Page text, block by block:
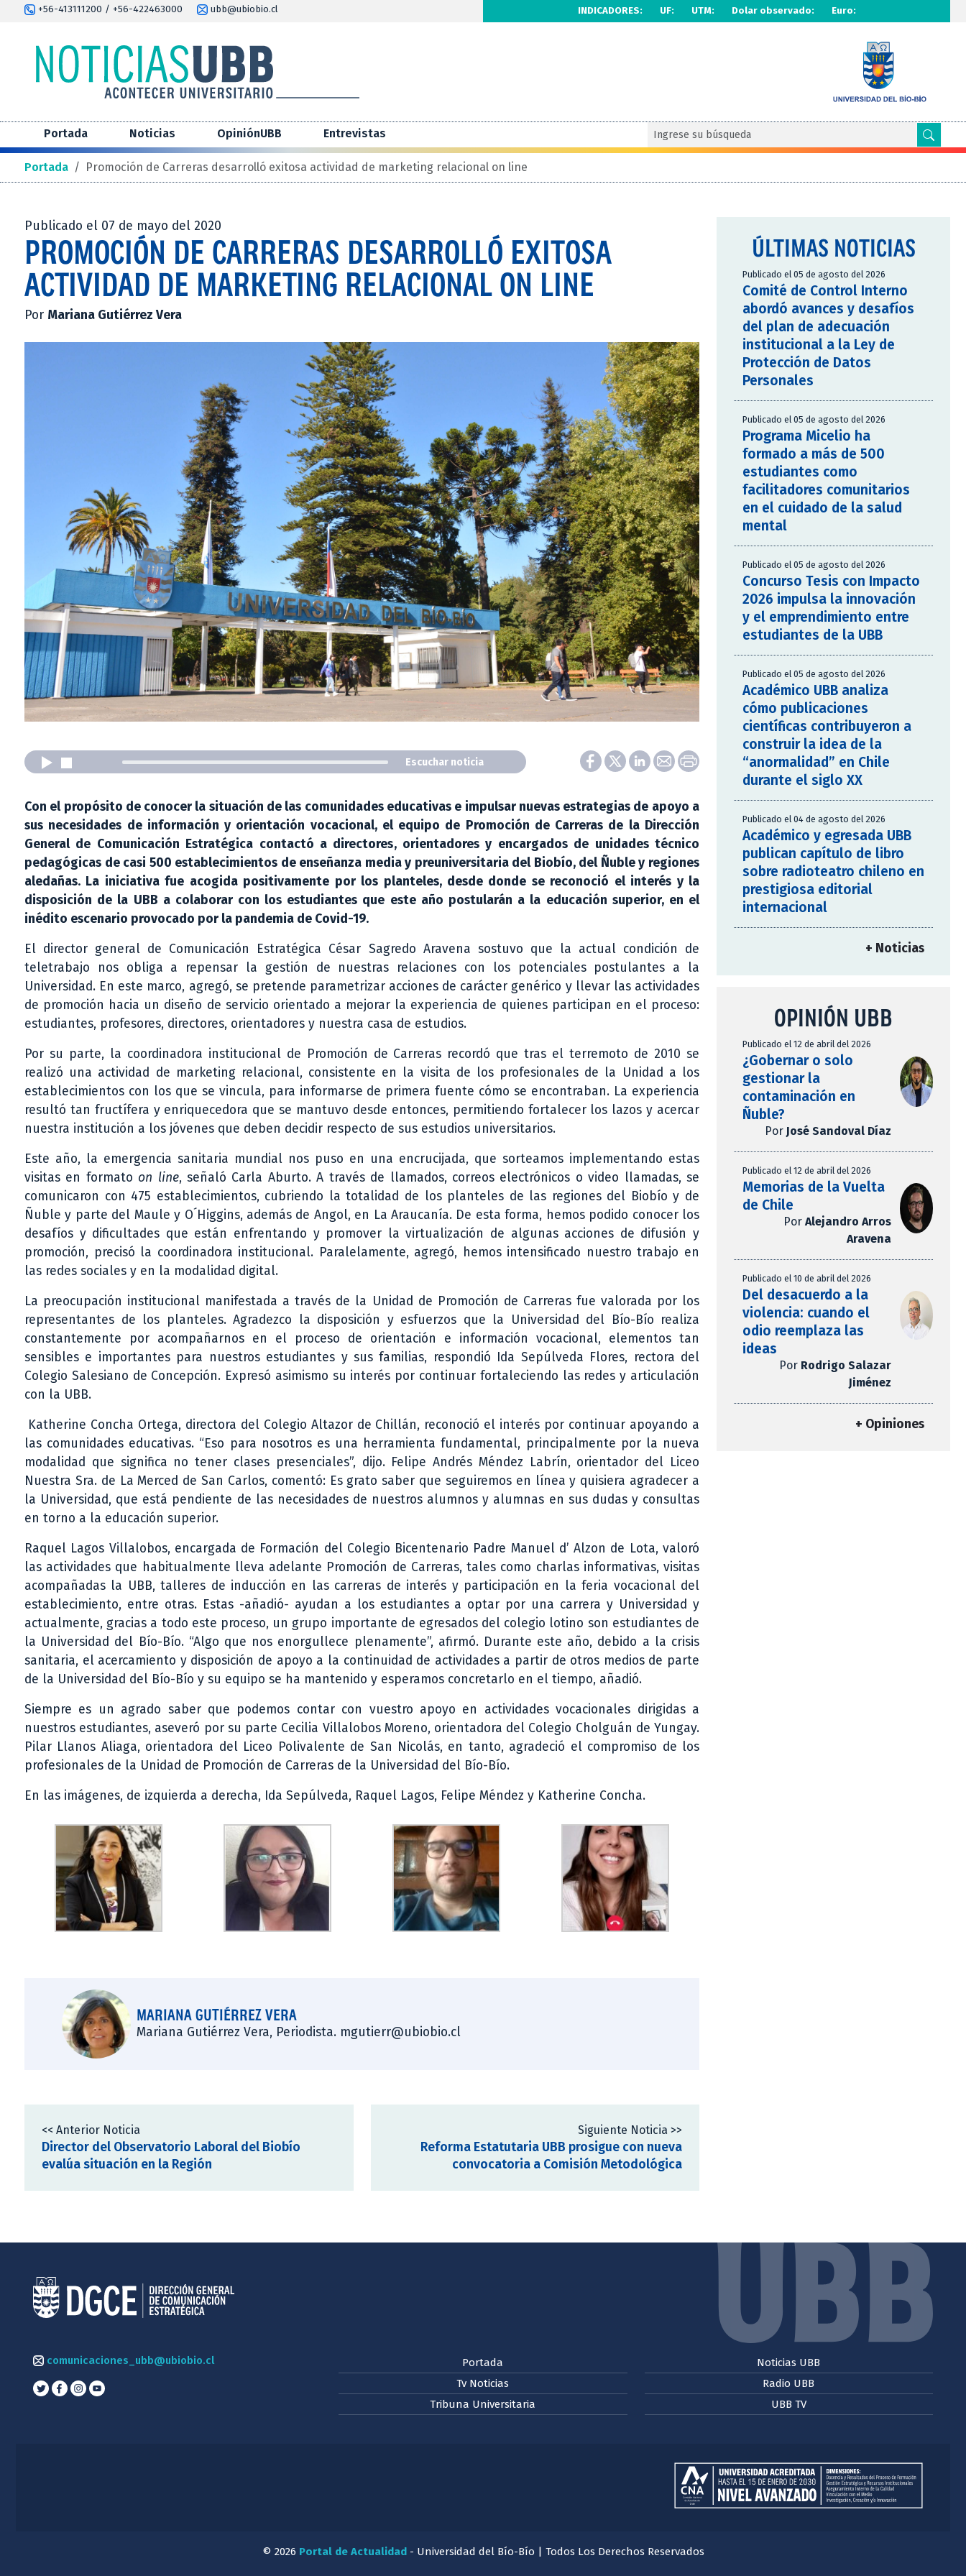
+56-413111200 / +56-422463000 ubb@ubiobio.cl INDICADORES: UF: UTM: Dolar observado: Euro:
Portada Noticias OpiniónUBB Entrevistas
Portada / Promoción de Carreras desarrolló exitosa actividad de marketing relacional on line
Publicado el 07 de mayo del 2020
PROMOCIÓN DE CARRERAS DESARROLLÓ EXITOSA
ACTIVIDAD DE MARKETING RELACIONAL ON LINE
Por Mariana Gutiérrez Vera
Escuchar noticia
Con el propósito de conocer la situación de las comunidades educativas e impulsar nuevas estrategias de apoyo a
sus necesidades de información y orientación vocacional, el equipo de Promoción de Carreras de la Dirección
General de Comunicación Estratégica contactó a directores, orientadores y encargados de unidades técnico
pedagógicas de casi 500 establecimientos de enseñanza media y preuniversitaria del Biobío, del Ñuble y regiones
aledañas. La iniciativa fue acogida positivamente por los planteles, desde donde se reconoció el interés y la
disposición de la UBB a colaborar con los estudiantes que este año postularán a la educación superior, en el
inédito escenario provocado por la pandemia de Covid-19.
El director general de Comunicación Estratégica César Sagredo Aravena sostuvo que la actual condición de
teletrabajo nos obliga a repensar la gestión de nuestras relaciones con los potenciales postulantes a la
Universidad. En este marco, agregó, se pretende parametrizar acciones de carácter genérico y llevar las actividades
de promoción hacia un diseño de servicio orientado a mejorar la experiencia de quienes participan en el proceso:
estudiantes, profesores, directores, orientadores y nuestra casa de estudios.
Por su parte, la coordinadora institucional de Promoción de Carreras recordó que tras el terremoto de 2010 se
realizó una actividad de marketing relacional, consistente en la visita de los profesionales de la Unidad a los
establecimientos con los que se vincula, para informarse de primera fuente cómo se encontraban. La experiencia
resultó tan fructífera y enriquecedora que se mantuvo desde entonces, permitiendo fortalecer los lazos y acercar
nuestra institución a los jóvenes que deben decidir respecto de sus estudios universitarios.
Este año, la emergencia sanitaria mundial nos puso en una encrucijada, que sorteamos implementando estas
visitas en formato on line, señaló Carla Aburto. A través de llamados, correos electrónicos o video llamadas, se
comunicaron con 475 establecimientos, cubriendo la totalidad de los planteles de las regiones del Biobío y de
Ñuble y parte del Maule y O´Higgins, además de Angol, en La Araucanía. De esta forma, hemos podido conocer los
desafíos y dificultades que están enfrentando y promover la virtualización de algunas acciones de difusión y
promoción, precisó la coordinadora institucional. Paralelamente, agregó, hemos intensificado nuestro trabajo en
las redes sociales y en la modalidad digital.
La preocupación institucional manifestada a través de la Unidad de Promoción de Carreras fue valorada por los
representantes de los planteles. Agradezco la disposición y esfuerzos que la Universidad del Bío-Bío realiza
constantemente por acompañarnos en el proceso de orientación e información vocacional, elementos tan
sensibles e importantes para nuestros estudiantes y sus familias, respondió Ida Sepúlveda Flores, rectora del
Colegio Salesiano de Concepción. Expresó asimismo su interés por continuar fortaleciendo las redes y articulación
con la UBB.
Katherine Concha Ortega, directora del Colegio Altazor de Chillán, reconoció el interés por continuar apoyando a
las comunidades educativas. “Eso para nosotros es una herramienta fundamental, principalmente por la nueva
modalidad que significa no tener clases presenciales”, dijo. Felipe Andrés Méndez Labrín, orientador del Liceo
Nuestra Sra. de La Merced de San Carlos, comentó: Es grato saber que seguiremos en línea y quisiera agradecer a
la Universidad, que está pendiente de las necesidades de nuestros alumnos y alumnas en sus dudas y consultas
en torno a la educación superior.
Raquel Lagos Villalobos, encargada de Formación del Colegio Bicentenario Padre Manuel d’ Alzon de Lota, valoró
las actividades que habitualmente lleva adelante Promoción de Carreras, tales como charlas informativas, visitas
acompañadas la UBB, talleres de inducción en las carreras de interés y participación en la feria vocacional del
establecimiento, entre otras. Estas -añadió- ayudan a los estudiantes a optar por una carrera y Universidad y
actualmente, gracias a todo este proceso, un grupo importante de egresados del colegio lotino son estudiantes de
la Universidad del Bío-Bío. “Algo que nos enorgullece plenamente”, afirmó. Durante este año, debido a la crisis
sanitaria, el acercamiento y disposición de apoyo a la continuidad de actividades a partir de otros medios de parte
de la Universidad del Bío-Bío y su equipo se ha mantenido y esperamos concretarlo en el tiempo, añadió.
Siempre es un agrado saber que podemos contar con vuestro apoyo en actividades vocacionales dirigidas a
nuestros estudiantes, aseveró por su parte Cecilia Villalobos Moreno, orientadora del Colegio Cholguán de Yungay.
Pilar Llanos Aliaga, orientadora del Liceo Polivalente de San Nicolás, en tanto, agradeció el compromiso de los
profesionales de la Unidad de Promoción de Carreras de la Universidad del Bío-Bío.
En las imágenes, de izquierda a derecha, Ida Sepúlveda, Raquel Lagos, Felipe Méndez y Katherine Concha.
MARIANA GUTIÉRREZ VERA
Mariana Gutiérrez Vera, Periodista. mgutierr@ubiobio.cl
<< Anterior Noticia
Director del Observatorio Laboral del Biobío
evalúa situación en la Región
Siguiente Noticia >>
Reforma Estatutaria UBB prosigue con nueva
convocatoria a Comisión Metodológica
ÚLTIMAS NOTICIAS
Publicado el 05 de agosto del 2026
Comité de Control Interno
abordó avances y desafíos
del plan de adecuación
institucional a la Ley de
Protección de Datos
Personales
Publicado el 05 de agosto del 2026
Programa Micelio ha
formado a más de 500
estudiantes como
facilitadores comunitarios
en el cuidado de la salud
mental
Publicado el 05 de agosto del 2026
Concurso Tesis con Impacto
2026 impulsa la innovación
y el emprendimiento entre
estudiantes de la UBB
Publicado el 05 de agosto del 2026
Académico UBB analiza
cómo publicaciones
científicas contribuyeron a
construir la idea de la
“anormalidad” en Chile
durante el siglo XX
Publicado el 04 de agosto del 2026
Académico y egresada UBB
publican capítulo de libro
sobre radioteatro chileno en
prestigiosa editorial
internacional
+ Noticias
OPINIÓN UBB
Publicado el 12 de abril del 2026
¿Gobernar o solo
gestionar la
contaminación en
Ñuble?
Por José Sandoval Díaz
Publicado el 12 de abril del 2026
Memorias de la Vuelta
de Chile
Por Alejandro Arros
Aravena
Publicado el 10 de abril del 2026
Del desacuerdo a la
violencia: cuando el
odio reemplaza las
ideas
Por Rodrigo Salazar
Jiménez
+ Opiniones
comunicaciones_ubb@ubiobio.cl
Portada
Tv Noticias
Tribuna Universitaria
Noticias UBB
Radio UBB
UBB TV
© 2026 Portal de Actualidad- Universidad del Bío-Bío | Todos Los Derechos Reservados